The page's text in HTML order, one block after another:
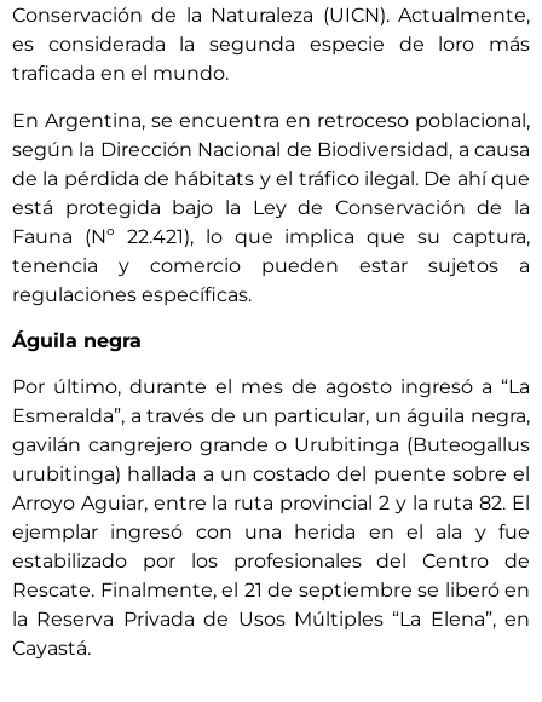
Conservación de la Naturaleza (UICN). Actualmente,
es considerada la segunda especie de loro más
traficada en el mundo.
En Argentina, se encuentra en retroceso poblacional,
según la Dirección Nacional de Biodiversidad, a causa
de la pérdida de hábitats y el tráfico ilegal. De ahí que
está protegida bajo la Ley de Conservación de la
Fauna (Nº 22.421), lo que implica que su captura,
tenencia y comercio pueden estar sujetos a
regulaciones específicas.
Águila negra
Por último, durante el mes de agosto ingresó a “La
Esmeralda”, a través de un particular, un águila negra,
gavilán cangrejero grande o Urubitinga (Buteogallus
urubitinga) hallada a un costado del puente sobre el
Arroyo Aguiar, entre la ruta provincial 2 y la ruta 82. El
ejemplar ingresó con una herida en el ala y fue
estabilizado por los profesionales del Centro de
Rescate. Finalmente, el 21 de septiembre se liberó en
la Reserva Privada de Usos Múltiples “La Elena”, en
Cayastá.